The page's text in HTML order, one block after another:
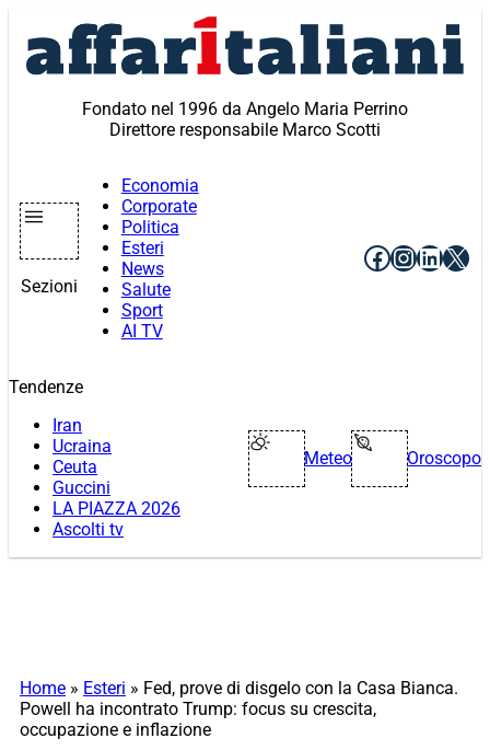
contenuto
Fondato nel 1996 da Angelo Maria Perrino
Direttore responsabile Marco Scotti
Sezioni
Economia
Corporate
Politica
Esteri
News
Salute
Sport
AI TV
Facebook
X
Tendenze
Iran
Ucraina
Ceuta
Guccini
LA PIAZZA 2026
Ascolti tv
Meteo Oroscopo
Home » Esteri » Fed, prove di disgelo con la Casa Bianca.
Powell ha incontrato Trump: focus su crescita,
occupazione e inflazione